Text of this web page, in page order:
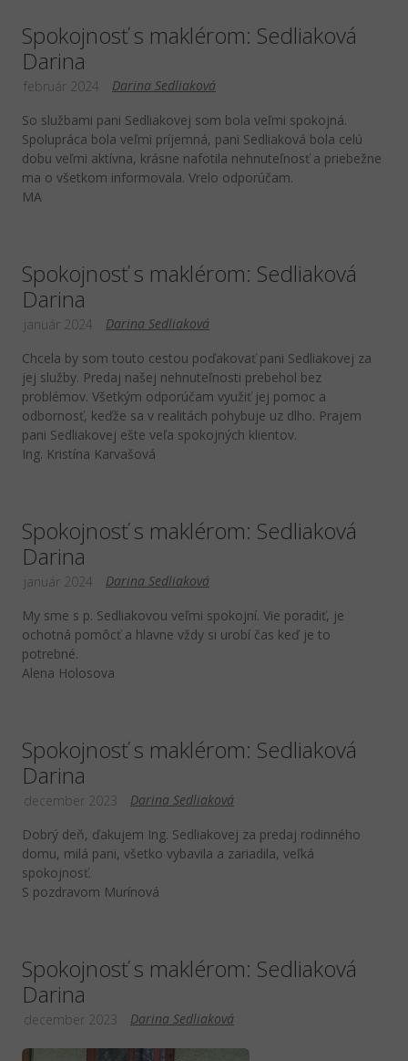
Spokojnosť s maklérom: Sedliaková
Darina
Darina Sedliaková
február 2024
So službami pani Sedliakovej som bola veľmi spokojná.
Spolupráca bola veľmi príjemná, pani Sedliaková bola celú
dobu veľmi aktívna, krásne nafotila nehnuteľnosť a priebežne
ma o všetkom informovala. Vrelo odporúčam.
MA
Spokojnosť s maklérom: Sedliaková
Darina
Darina Sedliaková
január 2024
Chcela by som touto cestou poďakovať pani Sedliakovej za
jej služby. Predaj našej nehnuteľnosti prebehol bez
problémov. Všetkým odporúčam využiť jej pomoc a
odbornosť, keďže sa v realitách pohybuje uz dlho. Prajem
pani Sedliakovej ešte veľa spokojných klientov.
Ing. Kristína Karvašová
Spokojnosť s maklérom: Sedliaková
Darina
Darina Sedliaková
január 2024
My sme s p. Sedliakovou veľmi spokojní. Vie poradiť, je
ochotná pomôcť a hlavne vždy si urobí čas keď je to
potrebné.
Alena Holosova
Spokojnosť s maklérom: Sedliaková
Darina
Darina Sedliaková
december 2023
Dobrý deň, ďakujem Ing. Sedliakovej za predaj rodinného
domu, milá pani, všetko vybavila a zariadila, veľká
spokojnosť.
S pozdravom Murínová
Spokojnosť s maklérom: Sedliaková
Darina
Darina Sedliaková
december 2023